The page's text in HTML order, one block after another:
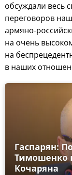
обсуждали весь
переговоров
армяно-
на очень
на
в наших
Гаспарян:
Тимошенко
Кочаряна